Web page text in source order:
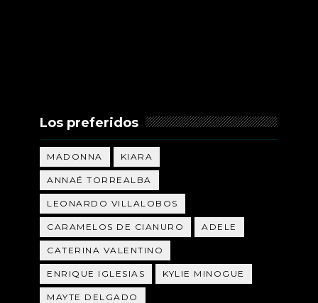
Los preferidos
MADONNA KIARA
ANNAÉ TORREALBA
LEONARDO VILLALOBOS
CARAMELOS DE CIANURO ADELE
CATERINA VALENTINO
ENRIQUE IGLESIAS KYLIE MINOGUE
MAYTE DELGADO